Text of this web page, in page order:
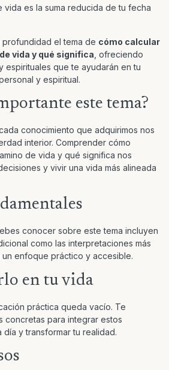
vida es la suma reducida de tu fecha
el tema de cómo calcular
vida y qué significa , ofreciendo
espirituales que te ayudarán en tu
y espiritual.
este tema?
conocimiento que adquirimos nos
interior. Comprender cómo
de vida y qué significa nos
y vivir una vida más alineada
conocer sobre este tema incluyen
como las interpretaciones más
enfoque práctico y accesible.
en tu vida
práctica queda vacío. Te
concretas para integrar estos
y transformar tu realidad.